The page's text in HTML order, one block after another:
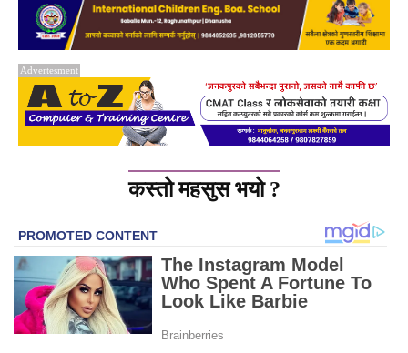
Advertesment
कस्तो महसुस भयो ?